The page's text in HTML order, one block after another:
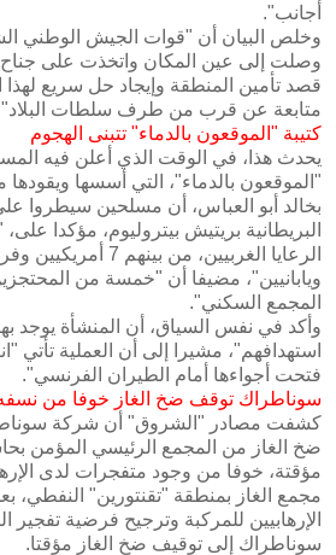
أجانب".
وخلص البيان أن "قوات الجيش الوطني
وصلت إلى عين المكان واتخذت‮ ‬على‮ ‬جناح‮
‬قصد‮ ‬تأمين‮ ‬المنطقة‮ ‬وإيجاد‮ ‬حل‮ ‬سريع‮
‬متابعة‮ ‬عن‮ ‬قرب‮ ‬من‮ ‬طرف‮ ‬سلطات‮
كتيبة‮ "‬الموقعون‮ ‬بالدماء‮" ‬تتبنى‮ ‬الهجوم‮ ‬
يحدث هذا، في الوقت الذي أعلن فيه
"الموقعون بالدماء"، التي أسسها ويقودها
بخالد أبو العباس، أن مسلحين سيطروا
‬المجمع‮ ‬السكني‮".‬
وأكد‮ ‬في‮ ‬نفس‮ ‬السياق،‮ ‬أن‮ ‬المنشأة‮ ‬يوجد‮
‬استهدافهم‮"‬،‮ ‬مشيرا‮ ‬إلى‮ ‬أن‮ ‬العملية‮ ‬تأتي‮
‬فتحت‮ ‬أجواءها‮ ‬أمام‮ ‬الطيران‮ ‬الفرنسي‮".‬
سوناطراك‮ ‬توقف‮ ‬ضخ‮ ‬الغاز‮ ‬خوفا‮ ‬من‮
كشفت مصادر "الشروق" أن شركة
ضخ الغاز من المجمع الرئيسي المؤمن
مؤقتة، خوفا من وجود متفجرات لدى
مجمع الغاز بمنطقة "تقنتورين" النفطي،
الإرهابيين للمركبة وترجيح فرضية تفجير‮
‬سوناطراك‮ ‬إلى‮ ‬توقيف‮ ‬ضخ‮ ‬الغاز‮ ‬مؤقتا‮.‬